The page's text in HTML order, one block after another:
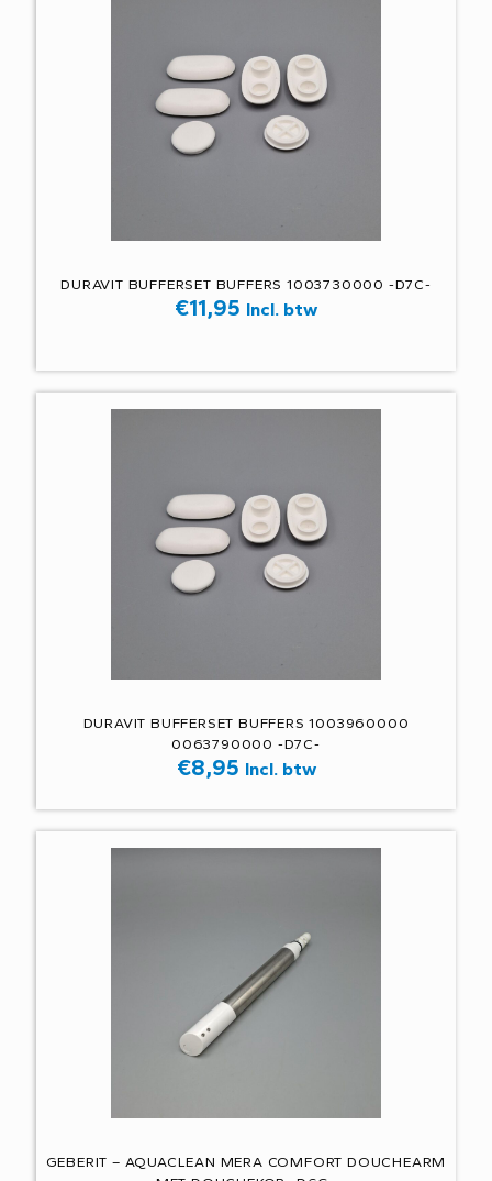
DURAVIT BUFFERSET BUFFERS 1003730000 -D7C-
€11,95 Incl. btw
DURAVIT BUFFERSET BUFFERS 1003960000
0063790000 -D7C-
€8,95 Incl. btw
GEBERIT – AQUACLEAN MERA COMFORT DOUCHEARM